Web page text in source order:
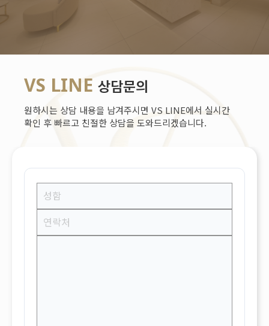
VS LINE 상담문의
원하시는 상담 내용을 남겨주시면 VS LINE에서 실시간
확인 후 빠르고 친절한 상담을 도와드리겠습니다.